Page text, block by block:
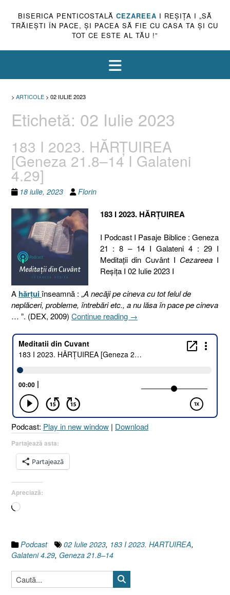
BISERICA PENTICOSTALĂ CEZAREEA I REŞIŢA I „SĂ
TRĂIEŞTI ÎN PACE, ŞI PACEA SĂ FIE CU CASA TA ŞI CU
TOT CE ESTE AL TĂU !”
> ARTICOLE > 02 IULIE 2023
Etichetă: 02 Iulie 2023
183 I 2023. HĂRȚUIREA
[Geneza 21.8–14 I Galateni
4.29]
18 iulie, 2023 Florin
183 I 2023. HĂRȚUIREA
I Podcast I Pasaje Biblice : Geneza
21 : 8 – 14 I Galateni 4 : 29 I
Meditaţii din Cuvânt I Cezareea I
Reşiţa I 02 Iulie 2023 I
A hărțuiînseamnă : „A necăji pe cineva cu tot felul de
neplăceri, probleme, întrebări etc., a nu lăsa în pace pe cineva
… ”. (DEX, 2009) Continue reading „183
2023.
[Geneza
4.29]”
→
Podcast: Play in new window | Download
Partajează asta:
Partajează
Apreciază:
Încarc...
Podcast 02 Iulie 2023, 183 I 2023. HARTUIREA,
Galateni 4.29, Geneza 21.8–14